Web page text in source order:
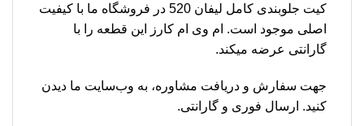
کیت جلوبندی کامل لیفان 520 در فروشگاه ما با کیفیت
اصلی موجود است. ام وی ام کارز این قطعه را با
گارانتی عرضه میکند.
جهت سفارش و دریافت مشاوره، به وب‌سایت ما دیدن
کنید. ارسال فوری و گارانتی.